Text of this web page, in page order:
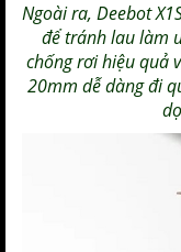
Ngoài ra, Deebot
để tránh lau làm
chống rơi hiệu quả
20mm dễ dàng đi